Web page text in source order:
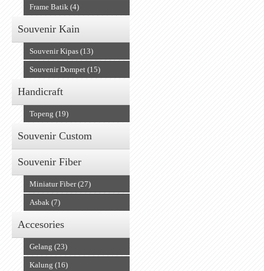
Frame Batik (4)
Souvenir Kain
Souvenir Kipas (13)
Souvenir Dompet (15)
Handicraft
Topeng (19)
Souvenir Custom
Souvenir Fiber
Miniatur Fiber (27)
Asbak (7)
Accesories
Gelang (23)
Kalung (16)